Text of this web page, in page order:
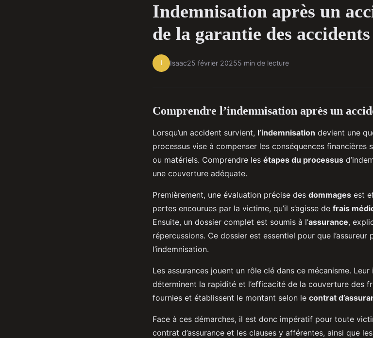
Indemnisation après un
de la garantie des
I Isaac25 février 20255 min de lecture
Comprendre l’indemnisation après un
Lorsqu’un accident survient, l’indemnisation devient une
processus vise à compenser les conséquences financières
ou matériels. Comprendre les étapes du processus
une couverture adéquate.
Premièrement, une évaluation précise des dommages est
pertes encourues par la victime, qu’il s’agisse de frais
Ensuite, un dossier complet est soumis à l’assurance,
répercussions. Ce dossier est essentiel pour que
l’indemnisation.
Les assurances jouent un rôle clé dans ce mécanisme.
déterminent la rapidité et l’efficacité de la couverture des
fournies et établissent le montant selon le contrat
Face à ces démarches, il est donc impératif pour toute
contrat d’assurance et les clauses y afférentes, ainsi que les